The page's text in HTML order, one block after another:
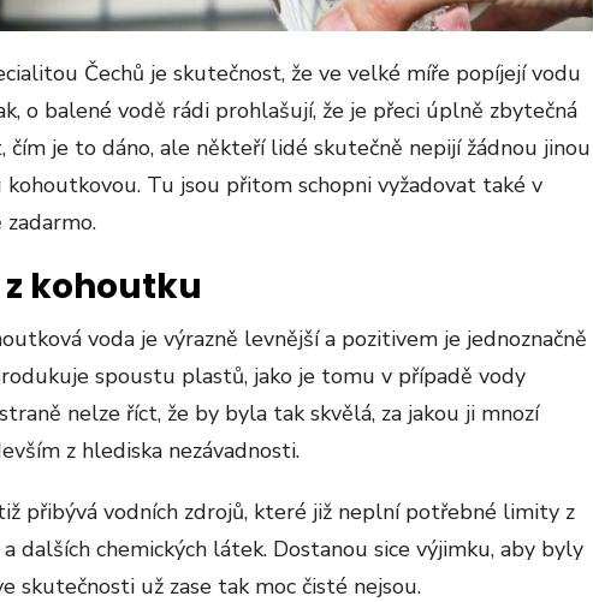
Čechů je skutečnost, že ve velké míře popíjejí vodu
o balené vodě rádi prohlašují, že je přeci úplně zbytečná
čím je to dáno, ale někteří lidé skutečně nepijí žádnou jinou
Tu jsou přitom schopni vyžadovat také v
kohoutku
voda je výrazně levnější a pozitivem je jednoznačně
spoustu plastů, jako je tomu v případě vody
nelze říct, že by byla tak skvělá, za jakou ji mnozí
z hlediska nezávadnosti.
přibývá vodních zdrojů, které již neplní potřebné limity z
dalších chemických látek. Dostanou sice výjimku, aby byly
skutečnosti už zase tak moc čisté nejsou.